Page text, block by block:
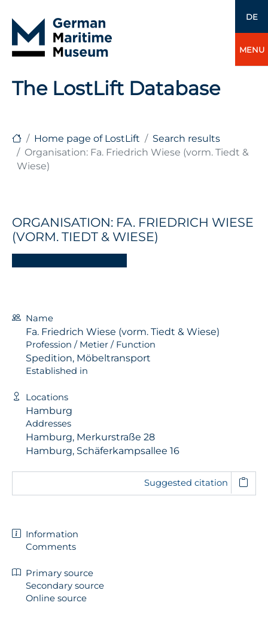
DE
MENU
The LostLift Database
Home page of LostLift
Search results
Organisation: Fa. Friedrich Wiese (vorm. Tiedt &
Wiese)
ORGANISATION: FA. FRIEDRICH WIESE
(VORM. TIEDT & WIESE)
Name
Fa. Friedrich Wiese (vorm. Tiedt & Wiese)
Profession / Metier / Function
Spedition, Möbeltransport
Established in
Locations
Hamburg
Addresses
Hamburg, Merkurstraße 28
Hamburg, Schäferkampsallee 16
Suggested citation
Information
Comments
Primary source
Secondary source
Online source